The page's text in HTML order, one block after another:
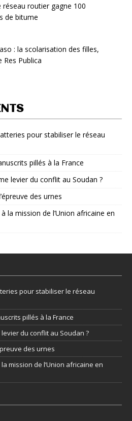
réseau routier gagne 100
de bitume
: la scolarisation des filles,
Res Publica
pour stabiliser le réseau
pillés à la France
levier du conflit au Soudan ?
des urnes
la mission de l’Union africaine en
pour stabiliser le réseau
pillés à la France
du conflit au Soudan ?
des urnes
mission de l’Union africaine en